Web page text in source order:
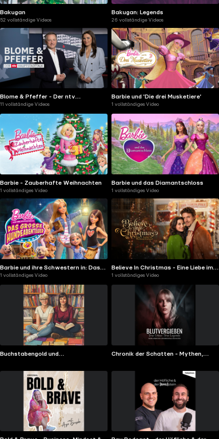
Bakugan
52 vollständige Videos
Bakugan: Legends
26 vollständige Videos
Blome & Pfeffer - Der ntv
Hauptstadttalk
11 vollständige Videos
Barbie und 'Die drei Musketiere'
1 vollständiges Video
Barbie - Zauberhafte Weihnachten
1 vollständiges Video
Barbie und das Diamantschloss
1 vollständiges Video
Barbie und ihre Schwestern in: Das
große Hundeabenteuer
1 vollständiges Video
Believe In Christmas - Eine Liebe im
Weihnachtsland
1 vollständiges Video
Buchstabengold und
Chronik der Schatten - Mythen,